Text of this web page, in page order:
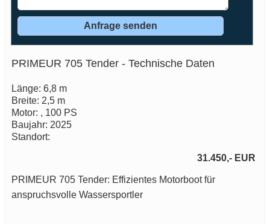
PRIMEUR 705 Tender - Technische Daten
Länge: 6,8 m
Breite: 2,5 m
Motor: , 100 PS
Baujahr: 2025
Standort:
31.450,- EUR
PRIMEUR 705 Tender: Effizientes Motorboot für
anspruchsvolle Wassersportler